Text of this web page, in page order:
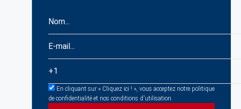
En cliquant sur « Cliquez ici ! », vous acceptez notre politique
de confidentialité et nos conditions d'utilisation.